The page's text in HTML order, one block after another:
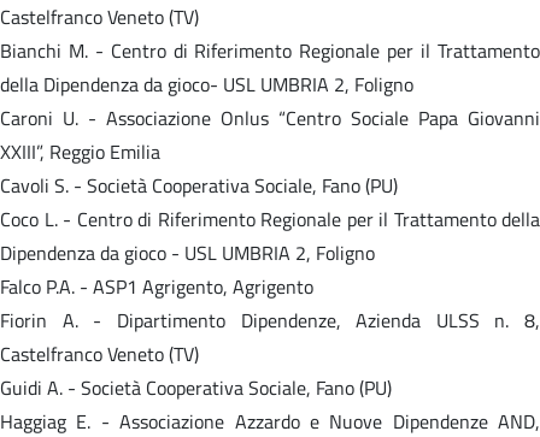
Castelfranco Veneto (TV)
Bianchi M. - Centro di Riferimento Regionale per il Trattamento
della Dipendenza da gioco- USL UMBRIA 2, Foligno
Caroni U. - Associazione Onlus “Centro Sociale Papa Giovanni
XXIII”, Reggio Emilia
Cavoli S. - Società Cooperativa Sociale, Fano (PU)
Coco L. - Centro di Riferimento Regionale per il Trattamento della
Dipendenza da gioco - USL UMBRIA 2, Foligno
Falco P.A. - ASP1 Agrigento, Agrigento
Fiorin A. - Dipartimento Dipendenze, Azienda ULSS n. 8,
Castelfranco Veneto (TV)
Guidi A. - Società Cooperativa Sociale, Fano (PU)
Haggiag E. - Associazione Azzardo e Nuove Dipendenze AND,